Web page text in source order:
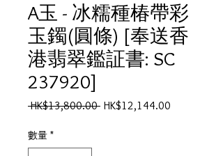
A玉 - 冰糯種椿帶彩
玉鐲(圓條) [奉送香
港翡翠鑑証書: SC
237920]
HK$13,800.00 一HK$12,144.00
數量 *